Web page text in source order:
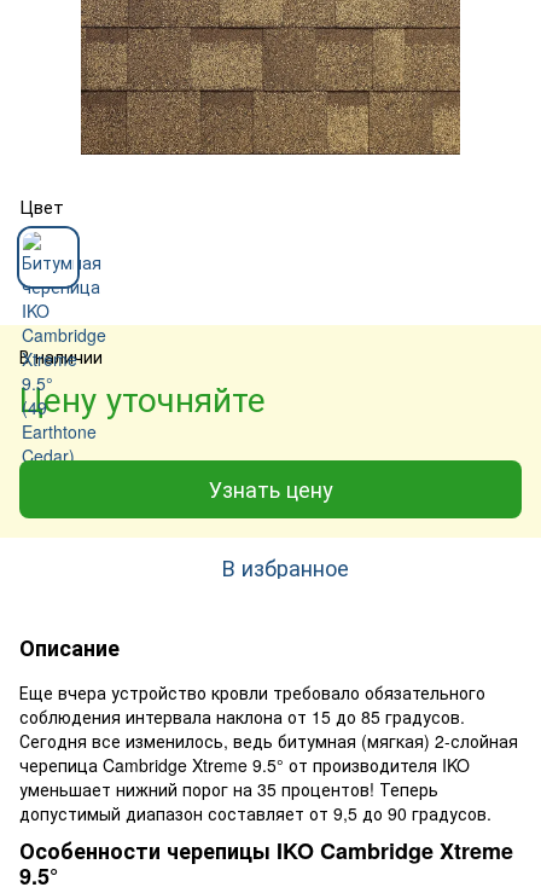
Цвет
В наличии
Цену уточняйте
Узнать цену
В избранное
Описание
Еще вчера устройство кровли требовало обязательного
соблюдения интервала наклона от 15 до 85 градусов.
Сегодня все изменилось, ведь битумная (мягкая) 2-слойная
черепица Cambridge Xtreme 9.5° от производителя IKO
уменьшает нижний порог на 35 процентов! Теперь
допустимый диапазон составляет от 9,5 до 90 градусов.
Особенности черепицы IKO Cambridge Xtreme
9.5°